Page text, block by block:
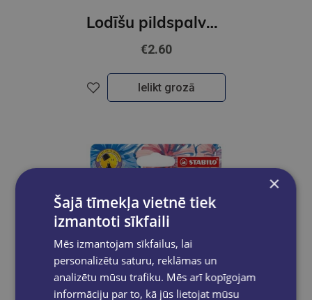
Lodīšu pildspalva STABILO Pointball NatureCOLORS Wildflower, burgundy / zila
€2.60
Ielikt grozā
×
Šajā tīmekļa vietnē tiek
izmantoti sīkfaili
Mēs izmantojam sīkfailus, lai
personalizētu saturu, reklāmas un
analizētu mūsu trafiku. Mēs arī kopīgojam
informāciju par to, kā jūs lietojat mūsu